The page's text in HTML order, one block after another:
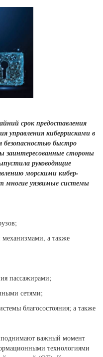
срок предоставления
управления киберрисками в
быстро
стороны
руководящие
морскими кибер-
многие уязвимые системы
а также
пассажирами;
сетями;
благосостояния; а также
важный момент
технологиями